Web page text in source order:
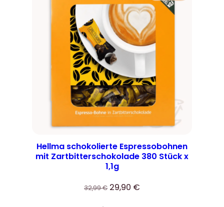
Hellma schokolierte Espressobohnen
mit Zartbitterschokolade 380 Stück x
1,1g
32,99€ Ursprünglicher
29,90 €